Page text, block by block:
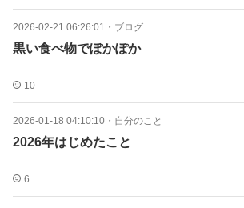
2026-02-21 06:26:01 ・ ブログ
黒い食べ物でぽかぽか
10
2026-01-18 04:10:10 ・ 自分のこと
2026年はじめたこと
6